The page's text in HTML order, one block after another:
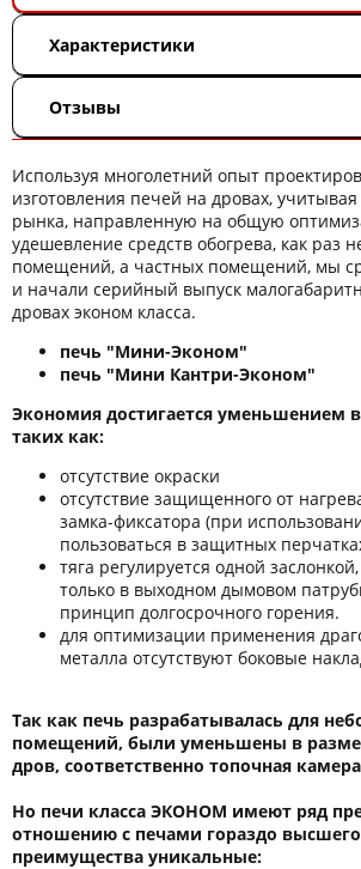
Характеристики
Отзывы
Используя многолетний опыт
изготовления печей на дровах,
рынка, направленную на общую
удешевление средств обогрева, как раз
помещений, а частных помещений, мы
и начали серийный выпуск
дровах эконом класса.
печь "Мини-Эконом"
печь "Мини Кантри-Эконом"
Экономия достигается уменьшением
таких как:
отсутствие окраски
отсутствие защищенного от
замка-фиксатора (при
пользоваться в защитных
тяга регулируется одной
только в выходном дымовом
принцип долгосрочного горения.
для оптимизации применения
металла отсутствуют боковые
Так как печь разрабатывалась для
помещений, были уменьшены в
дров, соответственно топочная
Но печи класса ЭКОНОМ имеют ряд
отношению с печами гораздо высшего
преимущества уникальные: